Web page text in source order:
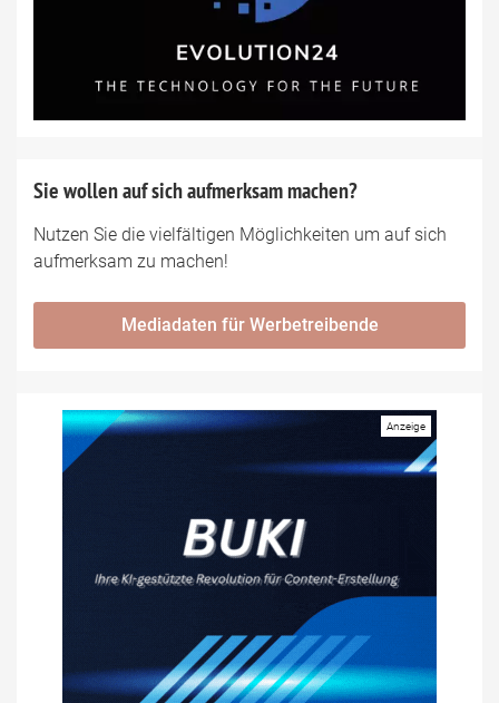
Sie wollen auf sich aufmerksam machen?
Nutzen Sie die vielfältigen Möglichkeiten um auf sich
aufmerksam zu machen!
Mediadaten für Werbetreibende